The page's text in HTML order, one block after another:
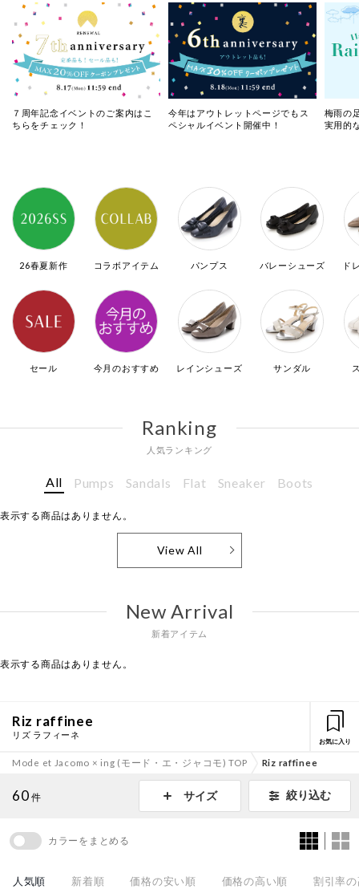
７周年記念イベントのご案内はこ
ちらをチェック！
今年はアウトレットページでもス
ペシャルイベント開催中！
梅雨の
実用的
26春夏新作
セール
コラボアイテム
今月のおすすめ
パンプス
レインシューズ
バレーシューズ
サンダル
ド
Ranking
人気ランキング
All Pumps Sandals Flat Sneaker Boots
表示する商品はありません。
View All
New Arrival
新着アイテム
表示する商品はありません。
Riz raffinee
リズ ラフィーネ
お気に入り
Mode et Jacomo × ing (モード・エ・ジャコモ) TOP Riz raffinee
60 件 サイズ 絞り込む
カラーをまとめる
人気順 新着順 価格の安い順 価格の高い順 割引率